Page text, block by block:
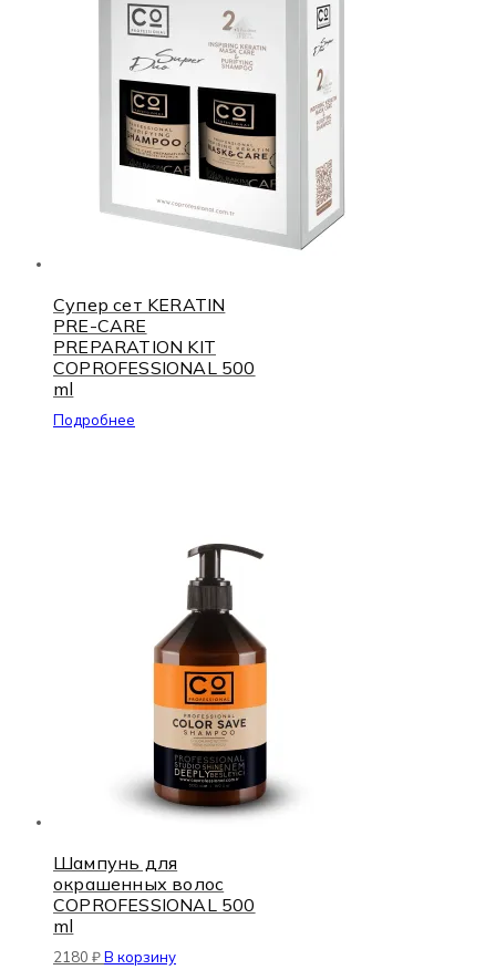
Супер сет KERATIN
PRE-CARE
PREPARATION KIT
COPROFESSIONAL 500
ml
Подробнее
Шампунь для
окрашенных волос
COPROFESSIONAL 500
ml
2180 ₽В корзину